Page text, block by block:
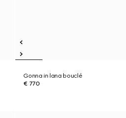
Gonna in lana bouclé
€ 770